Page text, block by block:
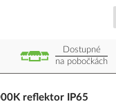
Dostupné
na pobočkách
reflektor IP65